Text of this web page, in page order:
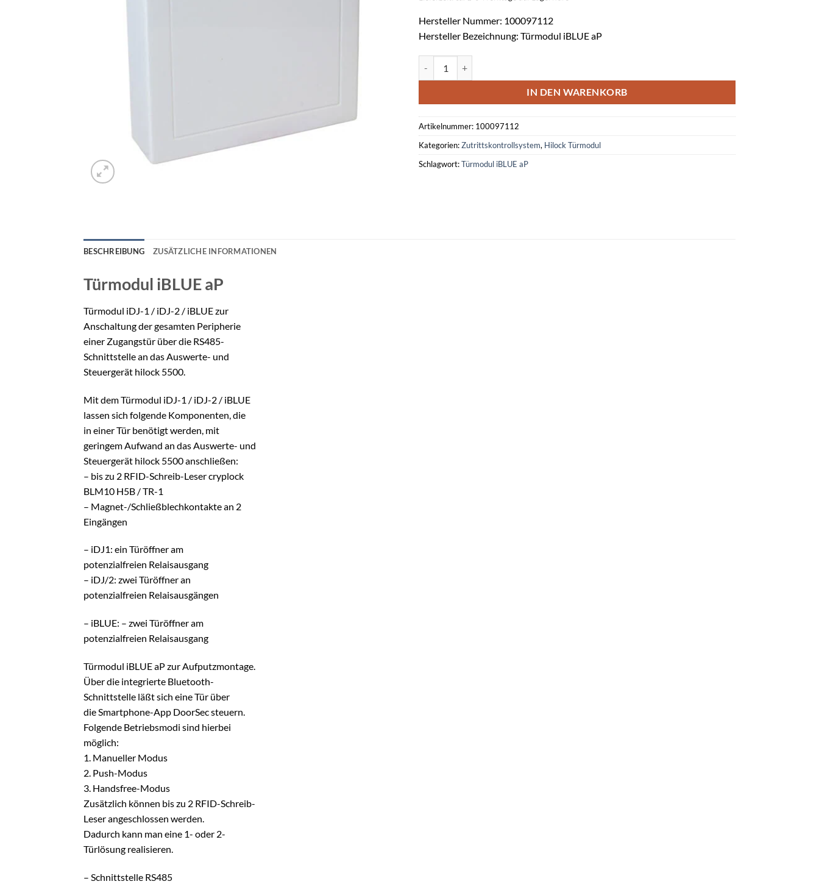
Hersteller Nummer: 100097112
Hersteller Bezeichnung: Türmodul iBLUE aP
IN DEN WARENKORB
Artikelnummer: 100097112
Kategorien:Zutrittskontrollsystem, Hilock Türmodul
Schlagwort:Türmodul iBLUE aP
BESCHREIBUNG ZUSÄTZLICHE INFORMATIONEN
Türmodul iBLUE aP
Türmodul iDJ-1 / iDJ-2 / iBLUE zur
Anschaltung der gesamten Peripherie
einer Zugangstür über die RS485-
Schnittstelle an das Auswerte- und
Steuergerät hilock 5500.
Mit dem Türmodul iDJ-1 / iDJ-2 / iBLUE
lassen sich folgende Komponenten, die
in einer Tür benötigt werden, mit
geringem Aufwand an das Auswerte- und
Steuergerät hilock 5500 anschließen:
– bis zu 2 RFID-Schreib-Leser cryplock
BLM10 H5B / TR-1
– Magnet-/Schließblechkontakte an 2
Eingängen
– iDJ1: ein Türöffner am
potenzialfreien Relaisausgang
– iDJ/2: zwei Türöffner an
potenzialfreien Relaisausgängen
– iBLUE: – zwei Türöffner am
potenzialfreien Relaisausgang
Türmodul iBLUE aP zur Aufputzmontage.
Über die integrierte Bluetooth-
Schnittstelle läßt sich eine Tür über
die Smartphone-App DoorSec steuern.
Folgende Betriebsmodi sind hierbei
möglich:
1. Manueller Modus
2. Push-Modus
3. Handsfree-Modus
Zusätzlich können bis zu 2 RFID-Schreib-
Leser angeschlossen werden.
Dadurch kann man eine 1- oder 2-
Türlösung realisieren.
– Schnittstelle RS485